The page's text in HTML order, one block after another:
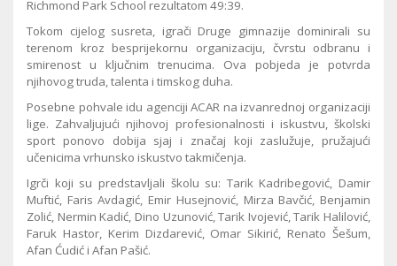
Richmond Park School rezultatom 49:39.
Tokom cijelog susreta, igrači Druge gimnazije dominirali su
terenom kroz besprijekornu organizaciju, čvrstu odbranu i
smirenost u ključnim trenucima. Ova pobjeda je potvrda
njihovog truda, talenta i timskog duha.
Posebne pohvale idu agenciji ACAR na izvanrednoj organizaciji
lige. Zahvaljujući njihovoj profesionalnosti i iskustvu, školski
sport ponovo dobija sjaj i značaj koji zaslužuje, pružajući
učenicima vrhunsko iskustvo takmičenja.
Igrči koji su predstavljali školu su: Tarik Kadribegović, Damir
Muftić, Faris Avdagić, Emir Husejnović, Mirza Bavčić, Benjamin
Zolić, Nermin Kadić, Dino Uzunović, Tarik Ivojević, Tarik Halilović,
Faruk Hastor, Kerim Dizdarević, Omar Sikirić, Renato Šešum,
Afan Ćudić i Afan Pašić.